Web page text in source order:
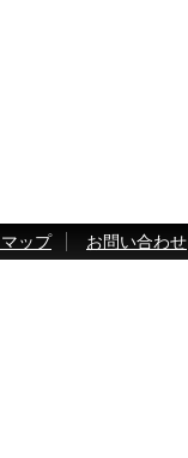
ップ お問い合わせ